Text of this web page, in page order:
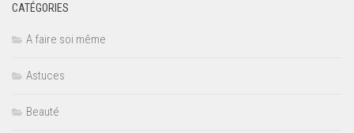
CATÉGORIES
A faire soi même
Astuces
Beauté